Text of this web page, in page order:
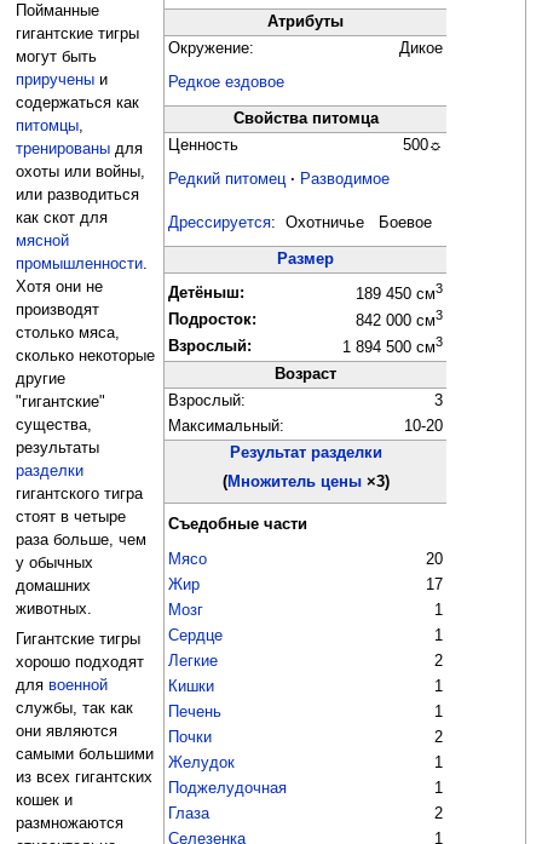
Атрибуты
Окружение:
Дикое
Редкое ездовое
Свойства питомца
Ценность
500☼
Редкий питомец · Разводимое
Дрессируется: Охотничье Боевое
Размер
Детёныш:
189 450 см3
Подросток: 842 000 см3
Взрослый: 1 894 500 см3
Возраст
Взрослый:
3
Максимальный:
10-20
Результат разделки
(Множитель цены×3)
Съедобные части
Мясо
20
Жир
17
Мозг
1
Сердце
1
Легкие
2
Кишки
1
Печень
1
Почки
2
Желудок
1
Поджелудочная
1
Глаза
2
Селезенка
1
Пойманные
гигантские тигры
могут быть
прирученыи
содержаться как
питомцы,
тренированыдля
охоты или войны,
или разводиться
как скот для
мясной
промышленности.
Хотя они не
производят
столько мяса,
сколько некоторые
другие
"гигантские"
существа,
результаты
разделки
гигантского тигра
стоят в четыре
раза больше, чем
у обычных
домашних
животных.
Гигантские тигры
хорошо подходят
для военной
службы, так как
они являются
самыми большими
из всех гигантских
кошек и
размножаются